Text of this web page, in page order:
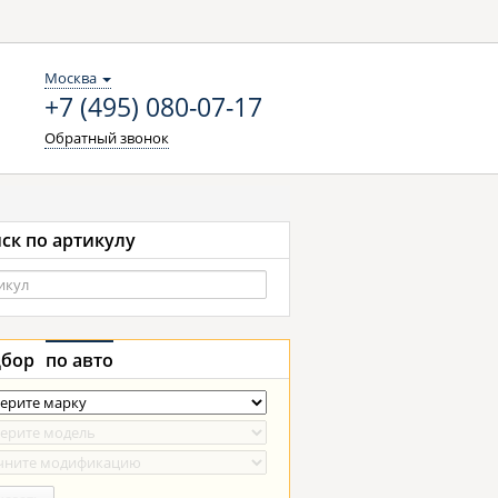
Москва
+7 (495) 080-07-17
Обратный звонок
по артикулу
по авто